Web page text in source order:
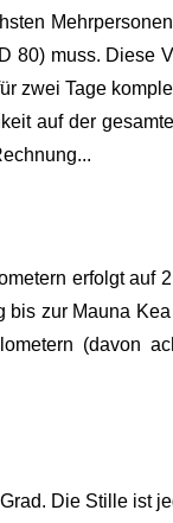
80) muss. Diese
zwei Tage
auf der
erfolgt auf
zur Mauna
(davon
Die Stille ist